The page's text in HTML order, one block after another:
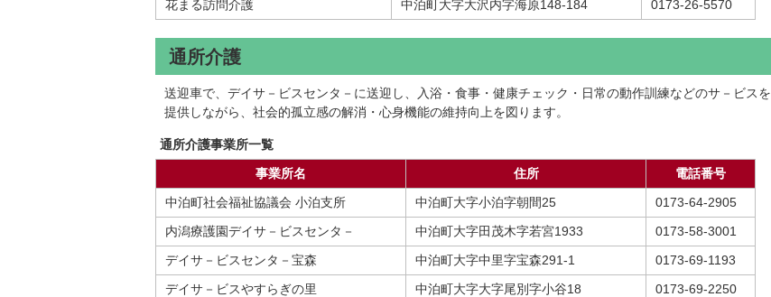
花まる訪問介護
中泊町大字大沢内字海原148-184 0173-26-5570
通所介護
送迎車で、デイサ－ビスセンタ－に送迎し、入浴・食事・健康チェック・日常の動作訓練などのサ－ビスを
提供しながら、社会的孤立感の解消・心身機能の維持向上を図ります。
通所介護事業所一覧
事業所名
住所
電話番号
中泊町社会福祉協議会 小泊支所
中泊町大字小泊字朝間25
0173-64-2905
内潟療護園デイサ－ビスセンタ－
中泊町大字田茂木字若宮1933
0173-58-3001
デイサ－ビスセンタ－宝森
中泊町大字中里字宝森291-1
0173-69-1193
デイサ－ビスやすらぎの里
中泊町大字大字尾別字小谷18
0173-69-2250